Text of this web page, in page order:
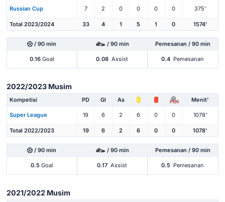
Russian Cup 7 2 0 0 0 0 375'
Total 2023/2024 33 4 1 5 1 0 1574'
/ 90 min / 90 min Pemesanan / 90 min
0.16Goal 0.08 Assist 0.4 Pemesanan
2022/2023 Musim
Kompetisi PD Gl As PEN Menit'
Super League 19 6 2 6 0 0 1078'
Total 2022/2023 19 6 2 6 0 0 1078'
/ 90 min / 90 min Pemesanan / 90 min
0.5Goal 0.17 Assist 0.5 Pemesanan
2021/2022 Musim